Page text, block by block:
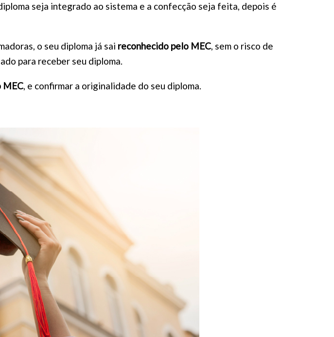
seja integrado ao sistema e a confecção seja feita, depois é
o seu diploma já sai reconhecido pelo MEC, sem o risco de
para receber seu diploma.
MEC, e confirmar a originalidade do seu diploma.